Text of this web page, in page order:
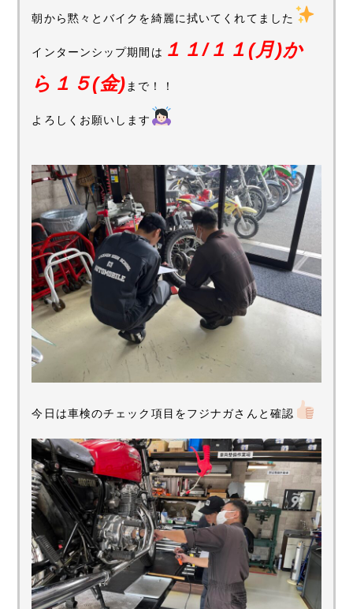
朝から黙々とバイクを綺麗に拭いてくれてました
インターンシップ期間は １１/１１(月)か
ら１５(金) まで！！
よろしくお願いします
今日は車検のチェック項目をフジナガさんと確認